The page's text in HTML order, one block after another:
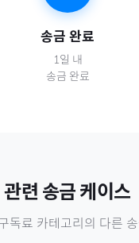
송금 완료
1일 내
송금 완료
관련 송금 케이스
독료 카테고리의 다른